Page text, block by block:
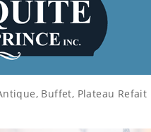
Buffet, Plateau Refait